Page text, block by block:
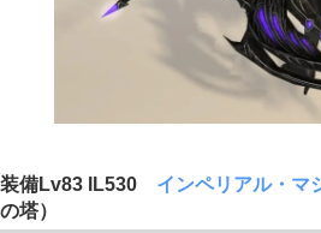
装備Lv83 IL530 インペリアル・マ
の塔）